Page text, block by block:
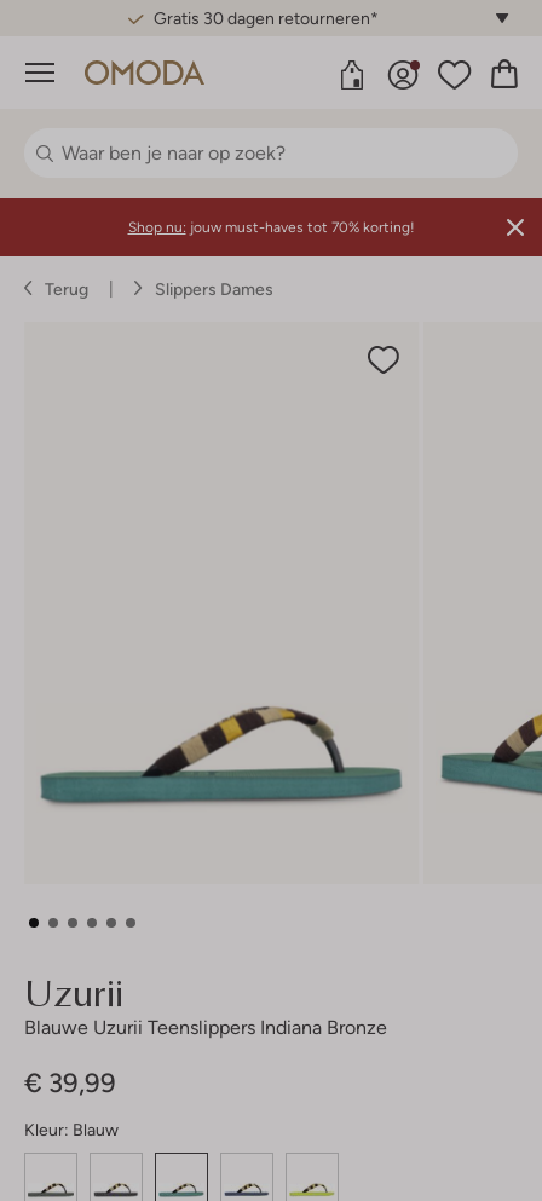
Gratis 30 dagen retourneren*
Menu
Shop nu: jouw must-haves tot 70% korting!
Terug Slippers Dames
Uzurii
Blauwe Uzurii Teenslippers Indiana Bronze
€ 39,99
Kleur: Blauw